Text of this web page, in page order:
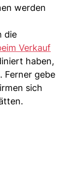
werden
die
Verkauf
haben,
Ferner gebe
sich